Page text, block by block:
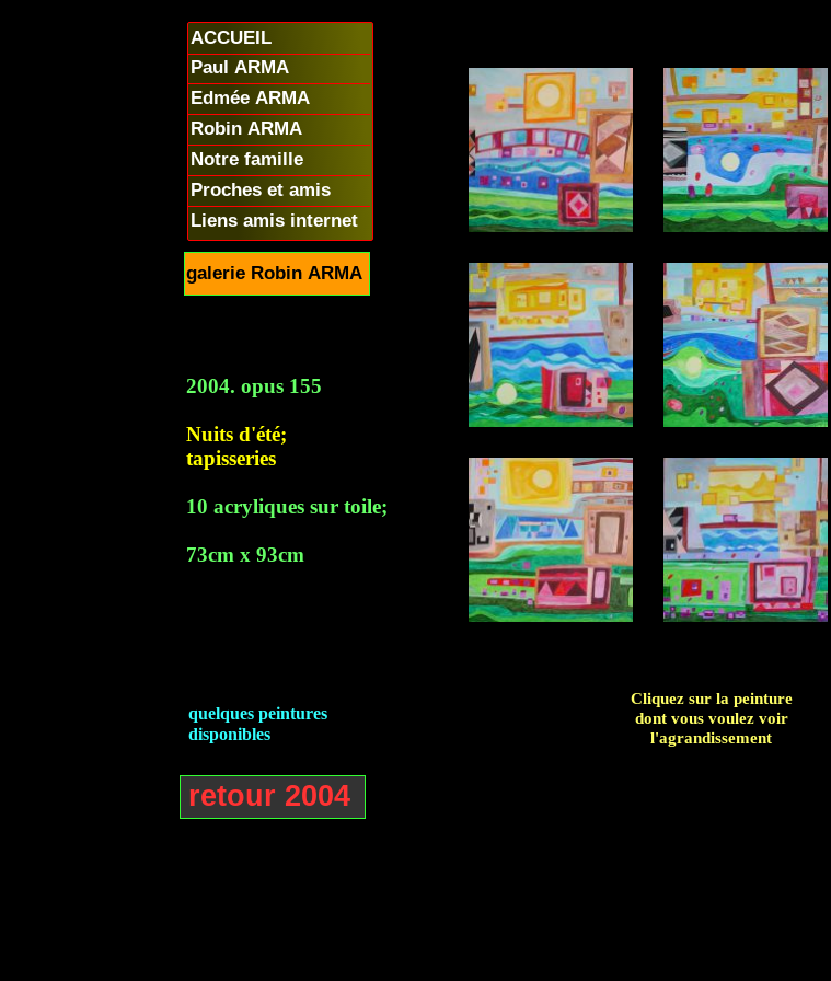
Cliquez sur la peinture
dont vous voulez voir
l'agrandissement
2004. opus 155
Nuits d'été;
tapisseries
10 acryliques sur toile;
73cm x 93cm
quelques peintures
disponibles
retour 2004
ACCUEIL
Paul ARMA
Edmée ARMA
Robin ARMA
Notre famille
Proches et amis
Liens amis internet
galerie Robin ARMA